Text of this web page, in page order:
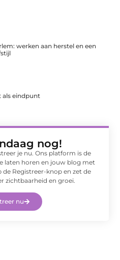
werken aan herstel en een
als eindpunt
nog!
je nu. Ons platform is de
laten horen en jouw blog met
de Registreer-knop en zet de
zichtbaarheid en groei.
nu